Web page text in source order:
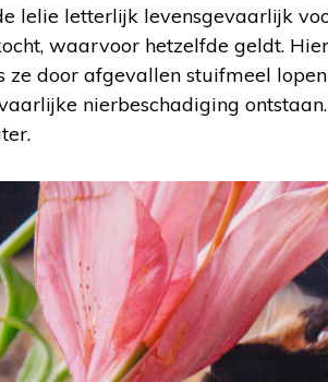
lelie letterlijk levensgevaarlijk
waarvoor hetzelfde geldt.
ze door afgevallen stuifmeel
nierbeschadiging